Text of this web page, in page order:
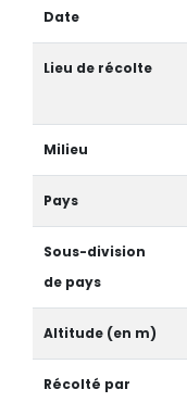
Date
Lieu de récolte
Milieu
Pays
Sous-division
de pays
Altitude (en m)
Récolté par